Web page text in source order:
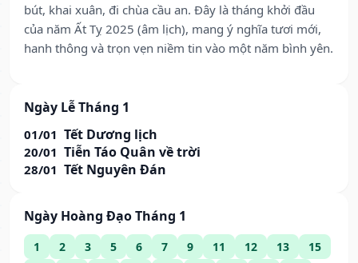
bút, khai xuân, đi chùa cầu an. Đây là tháng khởi đầu
của năm Ất Tỵ 2025 (âm lịch), mang ý nghĩa tươi mới,
hanh thông và trọn vẹn niềm tin vào một năm bình yên.
Ngày Lễ Tháng 1
01/01 Tết Dương lịch
20/01 Tiễn Táo Quân về trời
28/01 Tết Nguyên Đán
Ngày Hoàng Đạo Tháng 1
1 2 3 5 6 7 9 11 12 13
15